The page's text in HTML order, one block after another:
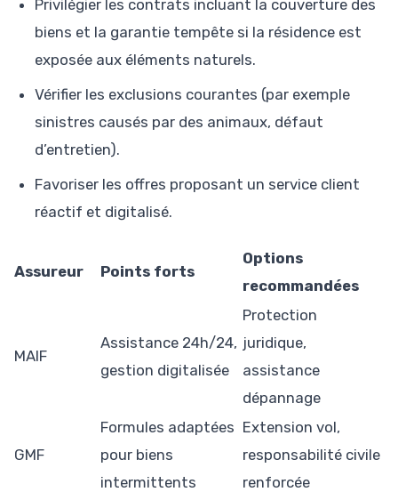
Privilégier les contrats incluant la couverture des
biens et la garantie tempête si la résidence est
exposée aux éléments naturels.
Vérifier les exclusions courantes (par exemple
sinistres causés par des animaux, défaut
d’entretien).
Favoriser les offres proposant un service client
réactif et digitalisé.
Assureur Points forts
Options
recommandées
MAIF
Assistance 24h/24,
gestion digitalisée
Protection
juridique,
assistance
dépannage
GMF
Formules adaptées
pour biens
intermittents
Extension vol,
responsabilité civile
renforcée